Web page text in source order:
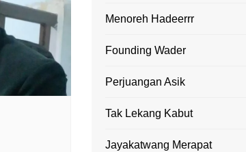
Menoreh Hadeerrr
Founding Wader
Perjuangan Asik
Tak Lekang Kabut
Jayakatwang Merapat